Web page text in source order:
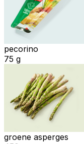
pecorino
75 g
groene asperges